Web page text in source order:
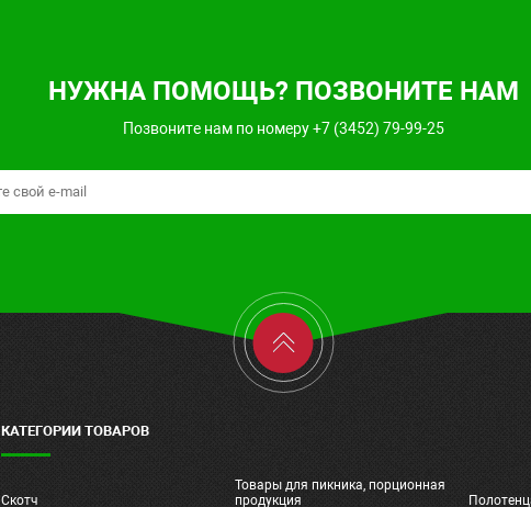
НУЖНА ПОМОЩЬ? ПОЗВОНИТЕ НАМ
Позвоните нам по номеру +7 (3452) 79-99-25
КАТЕГОРИИ ТОВАРОВ
Скотч
Товары для пикника, порционная
продукция